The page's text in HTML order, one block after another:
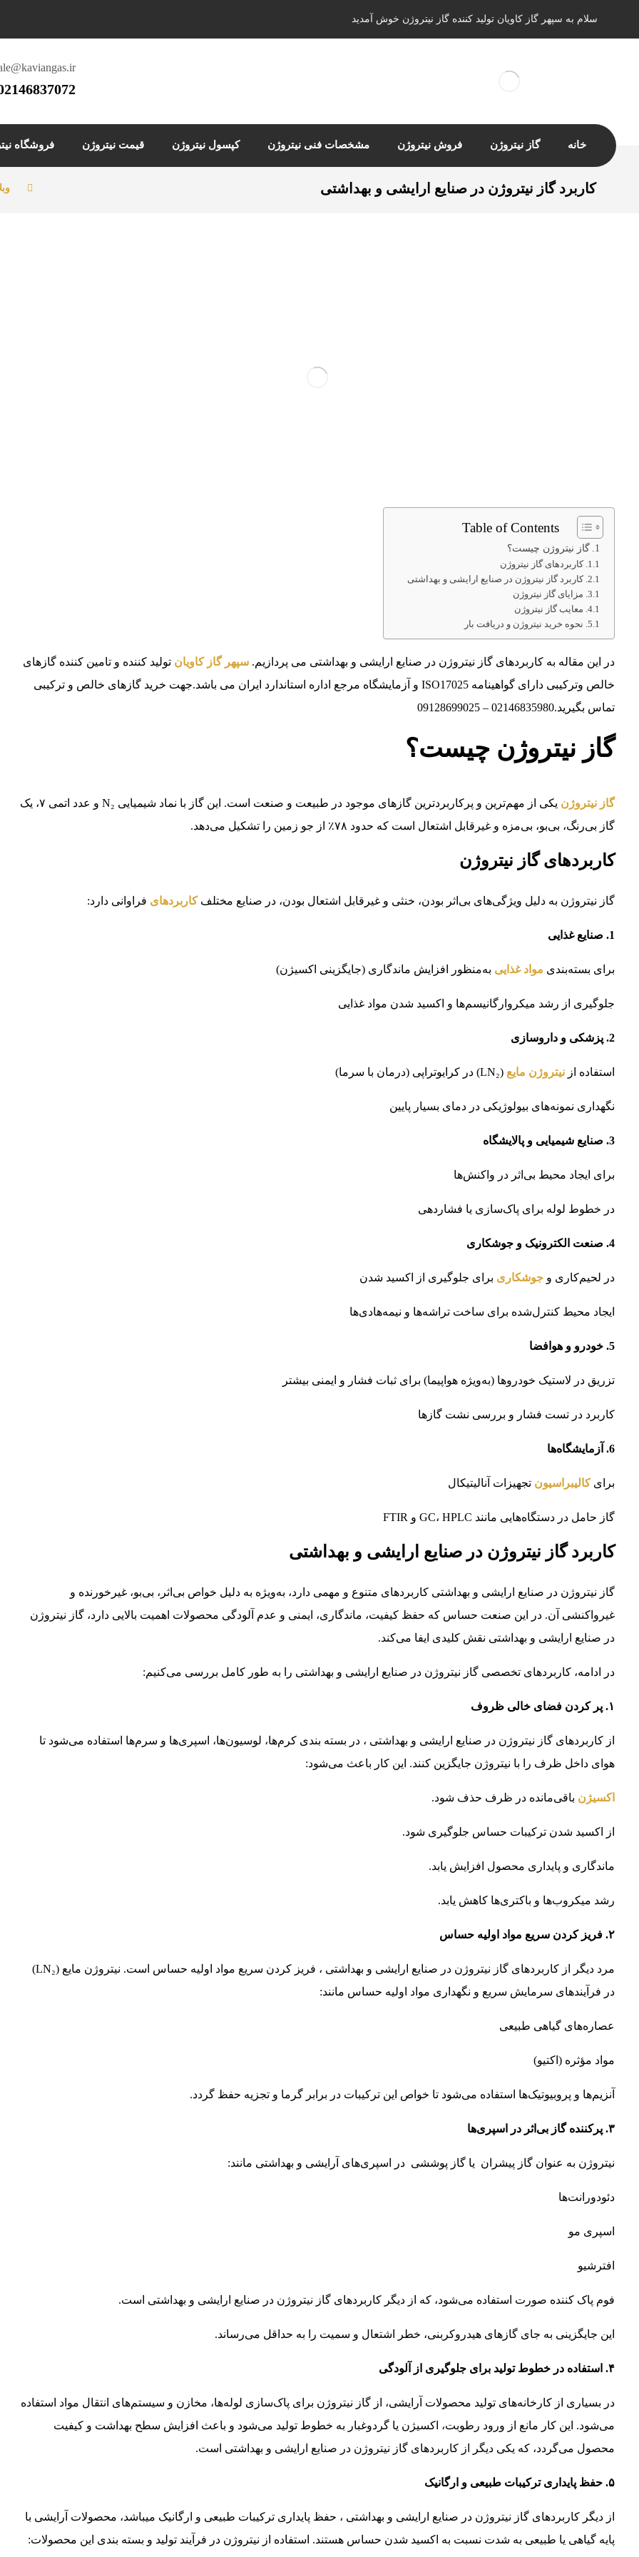
سلام به سپهر گاز کاویان تولید کننده گاز نیتروژن خوش آمدید
خانه گاز نیتروژن فروش نیتروژن مشخصات فنی نیتروژن کپسول نیتروژن قیمت نیتروژن فروشگاه
کاربرد گاز نیتروژن در صنایع ارایشی و بهداشتی
Table of Contents
گاز نیتروژن چیست؟
کاربردهای گاز نیتروژن
کاربرد گاز نیتروژن در صنایع ارایشی و بهداشتی
مزایای گاز نیتروژن
معایب گاز نیتروژن
نحوه خرید نیتروژن و دریافت بار
در این مقاله به کاربردهای گاز نیتروژن در صنایع ارایشی و بهداشتی می پردازیم. سپهر گاز کاویان تولید کننده و تامین کننده گازهای
خالص وترکیبی دارای گواهینامه ISO17025 و آزمایشگاه مرجع اداره استاندارد ایران می باشد.جهت خرید گازهای خالص و ترکیبی
تماس بگیرید.02146835980 – 09128699025
گاز نیتروژن چیست؟
گاز نیتروژن
یکی از مهم‌ترین و پرکاربردترین گازهای موجود در طبیعت و صنعت است. این گاز با نماد شیمیایی N₂ و عدد اتمی ۷، یک
گاز بی‌رنگ، بی‌بو، بی‌مزه و غیرقابل اشتعال است که حدود ۷۸٪ از جو زمین را تشکیل می‌دهد.
کاربردهای گاز نیتروژن
گاز نیتروژن به دلیل ویژگی‌های بی‌اثر بودن، خنثی و غیرقابل اشتعال بودن، در صنایع مختلف کاربردهای فراوانی دارد:
1. صنایع غذایی
برای بسته‌بندی مواد غذایی به‌منظور افزایش ماندگاری (جایگزینی اکسیژن)
جلوگیری از رشد میکروارگانیسم‌ها و اکسید شدن مواد غذایی
2. پزشکی و داروسازی
استفاده از نیتروژن مایع (LN₂) در کرایوتراپی (درمان با سرما)
نگهداری نمونه‌های بیولوژیکی در دمای بسیار پایین
3. صنایع شیمیایی و پالایشگاه
برای ایجاد محیط بی‌اثر در واکنش‌ها
در خطوط لوله برای پاک‌سازی یا فشاردهی
4. صنعت الکترونیک و جوشکاری
در لحیم‌کاری و جوشکاری برای جلوگیری از اکسید شدن
ایجاد محیط کنترل‌شده برای ساخت تراشه‌ها و نیمه‌هادی‌ها
5. خودرو و هوافضا
تزریق در لاستیک خودروها (به‌ویژه هواپیما) برای ثبات فشار و ایمنی بیشتر
کاربرد در تست فشار و بررسی نشت گازها
6. آزمایشگاه‌ها
برایکالیبراسیون تجهیزات آنالیتیکال
گاز حامل در دستگاه‌هایی مانند GC، HPLC و FTIR
کاربرد گاز نیتروژن در صنایع ارایشی و بهداشتی
گاز نیتروژن در صنایع ارایشی و بهداشتی کاربردهای متنوع و مهمی دارد، به‌ویژه به دلیل خواص بی‌اثر، بی‌بو، غیرخورنده و
غیرواکنشی آن. در این صنعت حساس که حفظ کیفیت، ماندگاری، ایمنی و عدم آلودگی محصولات اهمیت بالایی دارد، گاز نیتروژن
در صنایع ارایشی و بهداشتی نقش کلیدی ایفا می‌کند.
در ادامه، کاربردهای تخصصی گاز نیتروژن در صنایع ارایشی و بهداشتی را به‌ طور کامل بررسی می‌کنیم:
۱. پر کردن فضای خالی ظروف
از کاربردهای گاز نیتروژن در صنایع ارایشی و بهداشتی ، در بسته‌ بندی کرم‌ها، لوسیون‌ها، اسپری‌ها و سرم‌ها استفاده می‌شود تا
هوای داخل ظرف را با نیتروژن جایگزین کنند. این کار باعث می‌شود:
اکسیژن باقی‌مانده در ظرف حذف شود.
از اکسید شدن ترکیبات حساس جلوگیری شود.
ماندگاری و پایداری محصول افزایش یابد.
رشد میکروب‌ها و باکتری‌ها کاهش یابد.
۲. فریز کردن سریع مواد اولیه حساس
مرد دیگر از کاربردهای گاز نیتروژن در صنایع ارایشی و بهداشتی ، فریز کردن سریع مواد اولیه حساس است. نیتروژن مایع (LN₂)
در فرآیندهای سرمایش سریع و نگهداری مواد اولیه حساس مانند:
عصاره‌های گیاهی طبیعی
مواد مؤثره (اکتیو)
آنزیم‌ها و پروبیوتیک‌ها استفاده می‌شود تا خواص این ترکیبات در برابر گرما و تجزیه حفظ گردد.
۳. پرکننده گاز بی‌اثر در اسپری‌ها
نیتروژن به عنوان گاز پیشران یا گاز پوششی در اسپری‌های آرایشی و بهداشتی مانند:
دئودورانت‌ها
اسپری مو
افترشیو
فوم پاک ‌کننده صورت استفاده می‌شود، که از دیگر کاربردهای گاز نیتروژن در صنایع ارایشی و بهداشتی است.
این جایگزینی به جای گازهای هیدروکربنی، خطر اشتعال و سمیت را به حداقل می‌رساند.
۴. استفاده در خطوط تولید برای جلوگیری از آلودگی
در بسیاری از کارخانه‌های تولید محصولات آرایشی، از گاز نیتروژن برای پاک‌سازی لوله‌ها، مخازن و سیستم‌های انتقال مواد استفاده
می‌شود. این کار مانع از ورود رطوبت، اکسیژن یا گردوغبار به خطوط تولید می‌شود و باعث افزایش سطح بهداشت و کیفیت
محصول می‌گردد، که یکی دیگر از کاربردهای گاز نیتروژن در صنایع ارایشی و بهداشتی است.
۵. حفظ پایداری ترکیبات طبیعی و ارگانیک
از دیگر کاربردهای گاز نیتروژن در صنایع ارایشی و بهداشتی ، حفظ پایداری ترکیبات طبیعی و ارگانیک میباشد، محصولات آرایشی با
پایه گیاهی یا طبیعی به شدت نسبت به اکسید شدن حساس هستند. استفاده از نیتروژن در فرآیند تولید و بسته‌ بندی این محصولات: